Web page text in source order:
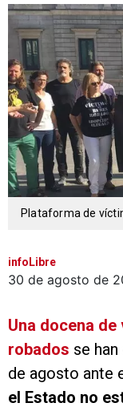
Plataforma de
infoLibre
30 de agosto de
Una docena
robados se
de agosto ante
el Estado no